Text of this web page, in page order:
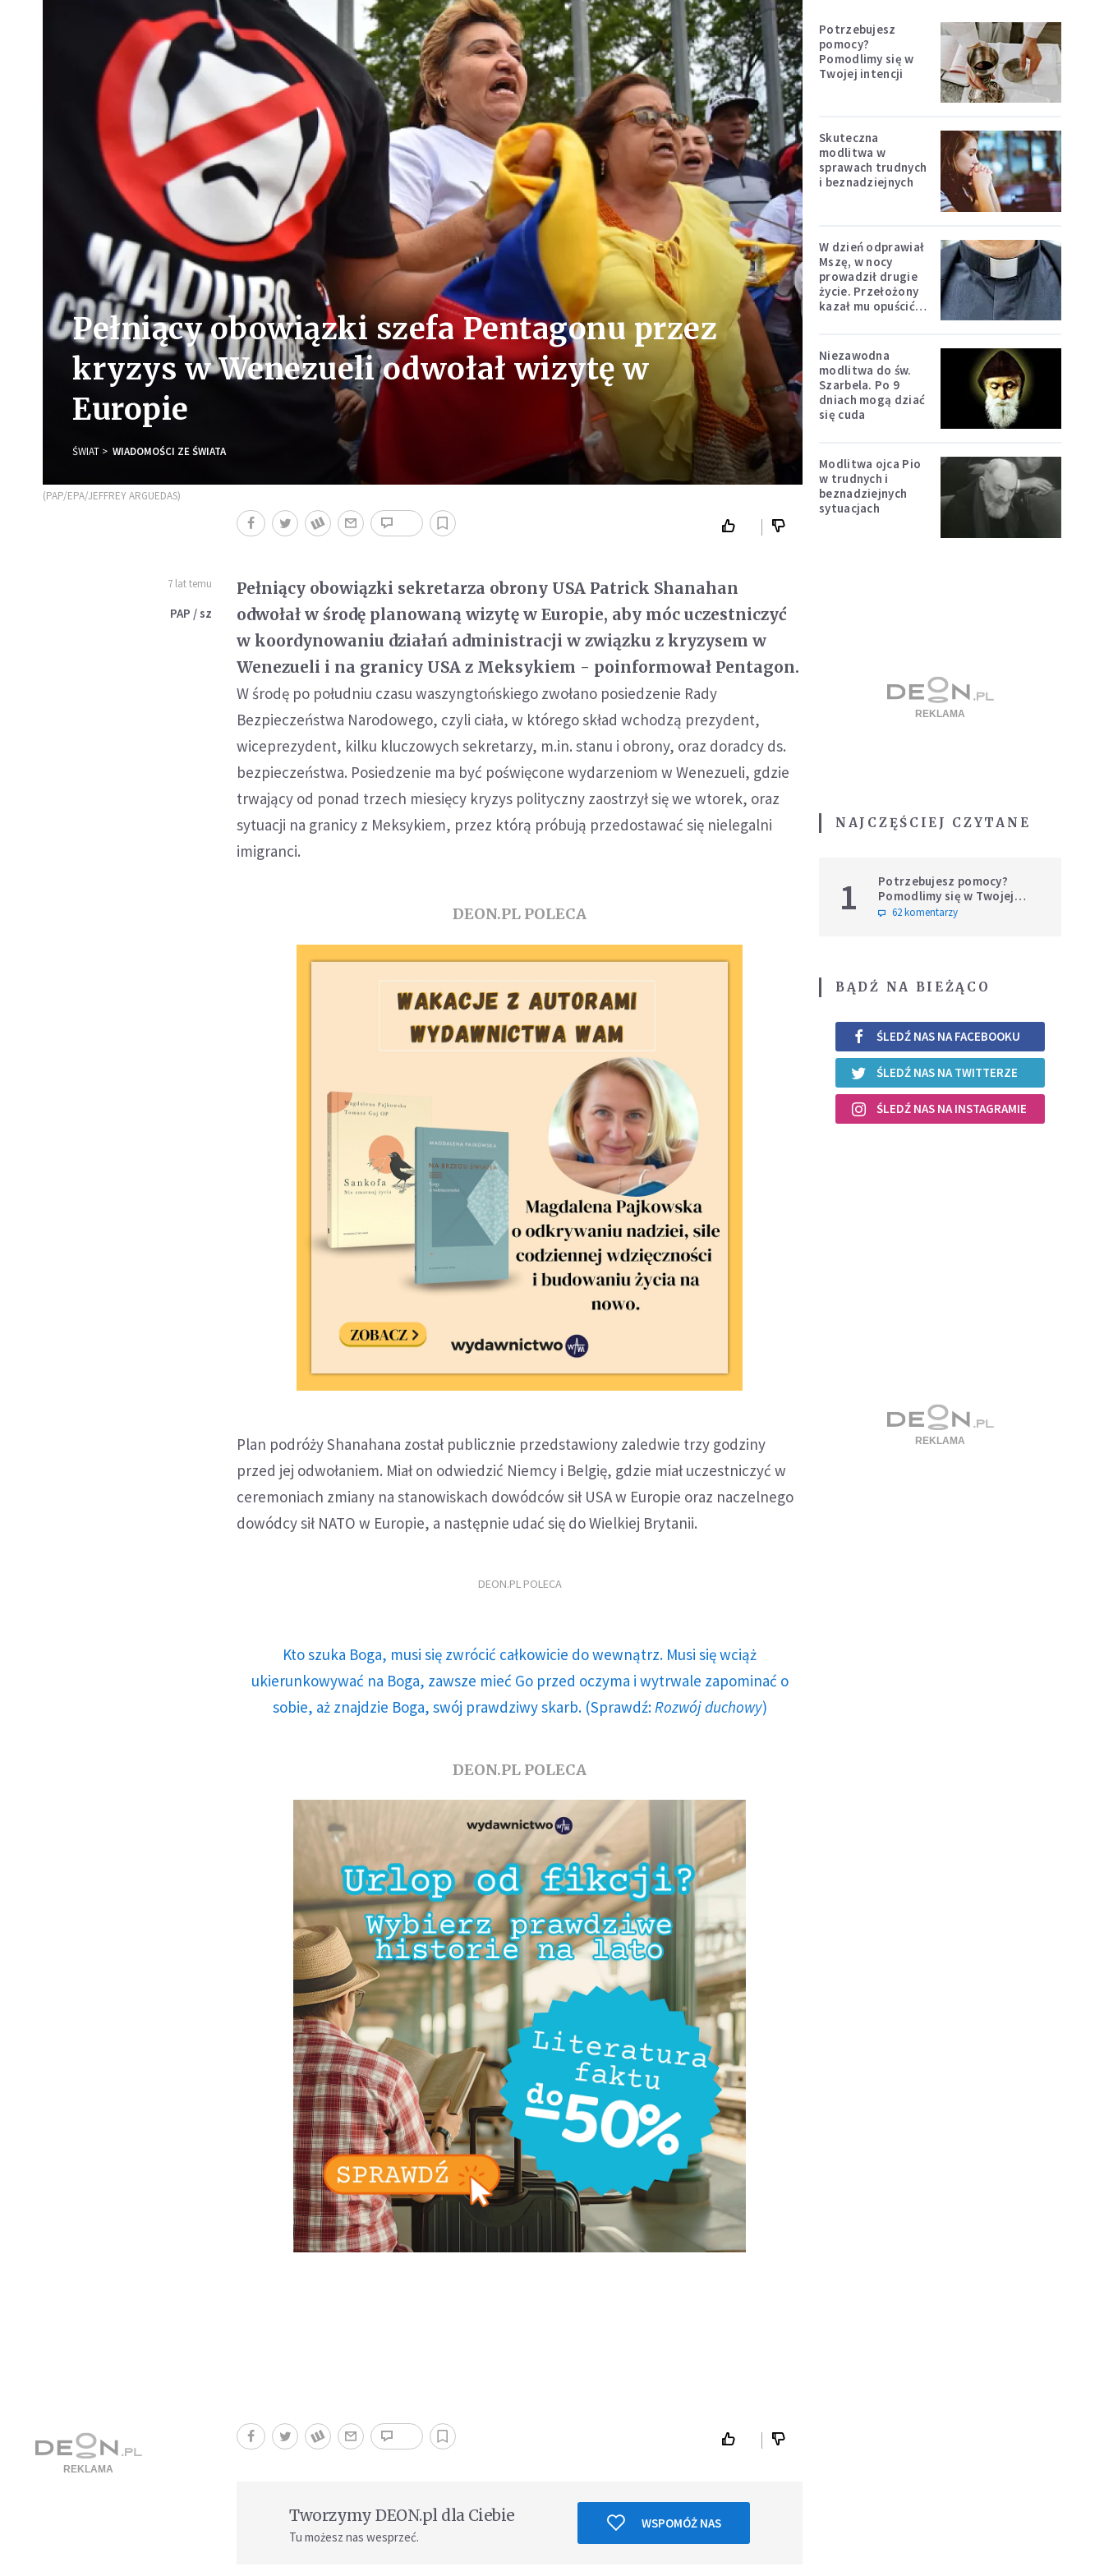
Pełniący obowiązki szefa Pentagonu przez
kryzys w Wenezueli odwołał wizytę w
Europie
ŚWIAT WIADOMOŚCI ZE ŚWIATA
(PAP/EPA/JEFFREY ARGUEDAS)
7 lat temu
PAP / sz
Pełniący obowiązki sekretarza obrony USA Patrick Shanahan
odwołał w środę planowaną wizytę w Europie, aby móc uczestniczyć
w koordynowaniu działań administracji w związku z kryzysem w
Wenezueli i na granicy USA z Meksykiem - poinformował Pentagon.
W środę po południu czasu waszyngtońskiego zwołano posiedzenie Rady
Bezpieczeństwa Narodowego, czyli ciała, w którego skład wchodzą prezydent,
wiceprezydent, kilku kluczowych sekretarzy, m.in. stanu i obrony, oraz doradcy ds.
bezpieczeństwa. Posiedzenie ma być poświęcone wydarzeniom w Wenezueli, gdzie
trwający od ponad trzech miesięcy kryzys polityczny zaostrzył się we wtorek, oraz
sytuacji na granicy z Meksykiem, przez którą próbują przedostawać się nielegalni
imigranci.
DEON.PL POLECA
Plan podróży Shanahana został publicznie przedstawiony zaledwie trzy godziny
przed jej odwołaniem. Miał on odwiedzić Niemcy i Belgię, gdzie miał uczestniczyć w
ceremoniach zmiany na stanowiskach dowódców sił USA w Europie oraz naczelnego
dowódcy sił NATO w Europie, a następnie udać się do Wielkiej Brytanii.
DEON.PL POLECA
Kto szuka Boga, musi się zwrócić całkowicie do wewnątrz. Musi się wciąż
ukierunkowywać na Boga, zawsze mieć Go przed oczyma i wytrwale zapominać o
sobie, aż znajdzie Boga, swój prawdziwy skarb. (Sprawdź: Rozwój duchowy)
DEON.PL POLECA
Tworzymy DEON.pl dla Ciebie
Tu możesz nas wesprzeć.
WSPOMÓŻ NAS
Potrzebujesz
pomocy?
Pomodlimy się w
Twojej intencji
Skuteczna
modlitwa w
sprawach trudnych
i beznadziejnych
W dzień odprawiał
Mszę, w nocy
prowadził drugie
życie. Przełożony
kazał mu opuścić
Niezawodna
modlitwa do św.
Szarbela. Po 9
dniach mogą dziać
się cuda
Modlitwa ojca Pio
w trudnych i
beznadziejnych
sytuacjach
NAJCZĘŚCIEJ CZYTANE
1
Potrzebujesz pomocy?
Pomodlimy się w Twojej
intencji
62 komentarzy
BĄDŹ NA BIEŻĄCO
ŚLEDŹ NAS NA FACEBOOKU
ŚLEDŹ NAS NA TWITTERZE
ŚLEDŹ NAS NA INSTAGRAMIE